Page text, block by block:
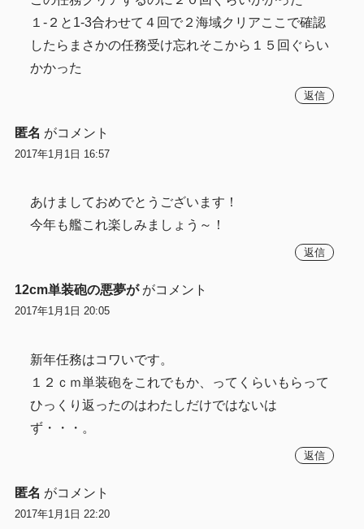
１-２と1-3合わせて４回で２海域クリアここで確認
したらまさかの任務受け忘れそこから１５回ぐらい
かかった
返信
匿名 がコメント
2017年1月1日 16:57
あけましておめでとうございます！
今年も艦これ楽しみましょう～！
返信
12cm単装砲の悪夢が がコメント
2017年1月1日 20:05
新年任務はコワいです。
１２ｃｍ単装砲をこれでもか、ってくらいもらって
ひっくり返ったのはわたしだけではないは
ず・・・。
返信
匿名 がコメント
2017年1月1日 22:20